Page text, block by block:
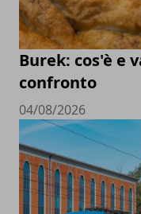
Burek: cos'è e
confronto
04/08/2026